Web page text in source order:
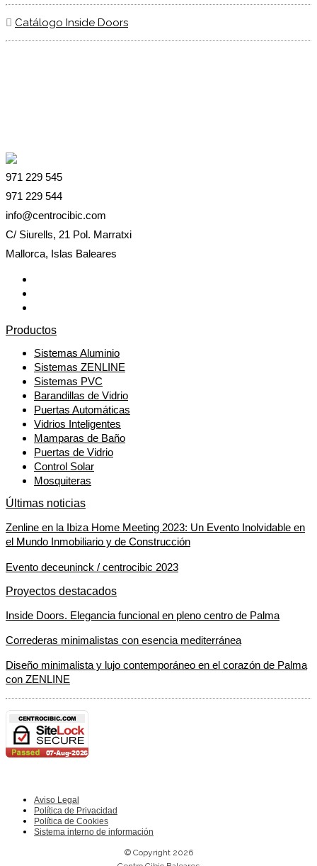
Catálogo Inside Doors
971 229 545
971 229 544
info@centrocibic.com
C/ Siurells, 21 Pol. Marratxi
Mallorca, Islas Baleares
Productos
Sistemas Aluminio
Sistemas ZENLINE
Sistemas PVC
Barandillas de Vidrio
Puertas Automáticas
Vidrios Inteligentes
Mamparas de Baño
Puertas de Vidrio
Control Solar
Mosquiteras
Últimas noticias
Zenline en la Ibiza Home Meeting 2023: Un Evento Inolvidable en
el Mundo Inmobiliario y de Construcción
Evento deceuninck / centrocibic 2023
Proyectos destacados
Inside Doors. Elegancia funcional en pleno centro de Palma
Correderas minimalistas con esencia mediterránea
Diseño minimalista y lujo contemporáneo en el corazón de Palma
con ZENLINE
Aviso Legal
Política de Privacidad
Política de Cookies
Sistema interno de información
© Copyright 2026